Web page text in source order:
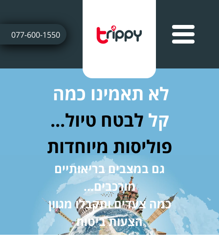
077-600-1550
לא תאמינו כמה
קל לבטח טיול...
פוליסות מיוחדות
גם במצבים בריאותיים
מורכבים...
כמה צעדים ותקבלו מגוון
הצעות ביטוח